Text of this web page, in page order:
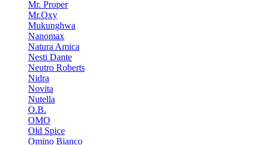
Mr. Proper
Mr.Oxy
Mukunghwa
Nanomax
Natura Amica
Nesti Dante
Neutro Roberts
Nidra
Novita
Nutella
O.B.
OMO
Old Spice
Omino Bianco